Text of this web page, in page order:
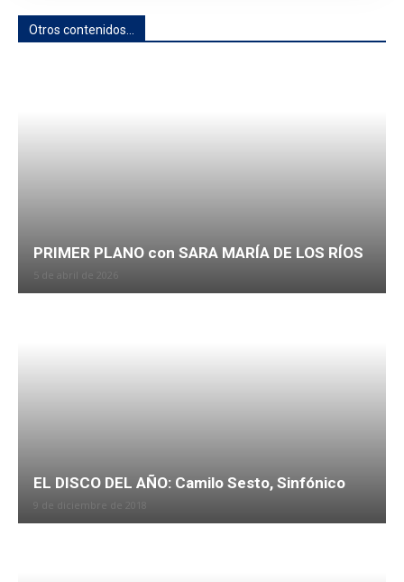
Otros contenidos...
PRIMER PLANO con SARA MARÍA DE LOS RÍOS
EL DISCO DEL AÑO: Camilo Sesto, Sinfónico
9 de diciembre de 2018